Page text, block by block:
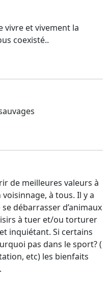
vivre et vivement la
coexisté..
de meilleures valeurs à
à tous. Il y a
débarrasser d’animaux
à tuer et/ou torturer
inquiétant. Si certains
pas dans le sport? (
etc) les bienfaits